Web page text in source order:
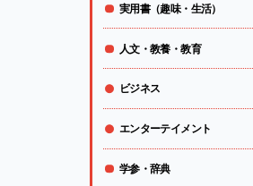
実用書（趣味・生活）
人文・教養・教育
ビジネス
エンターテイメント
学参・辞典